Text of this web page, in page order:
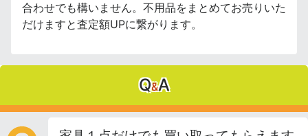
合わせでも構いません。不用品をまとめてお売りいた
だけますと査定額UPに繋がります。
Q&A